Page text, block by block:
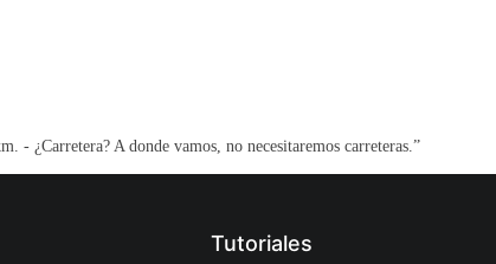
- ¿Carretera? A donde vamos, no necesitaremos carreteras.”
Tutoriales